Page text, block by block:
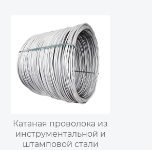
высокотемпературный
коррозионностойкий
сплав
Катаная проволока из
инструментальной и
штамповой стали